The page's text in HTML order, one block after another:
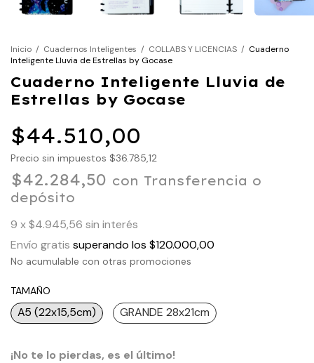
Inicio / Cuadernos Inteligentes / COLLABS Y LICENCIAS / Cuaderno
Inteligente Lluvia de Estrellas by Gocase
Cuaderno Inteligente Lluvia de
Estrellas by Gocase
$44.510,00
Precio sin impuestos $36.785,12
$42.284,50 con Transferencia o
depósito
9 x$4.945,56 sin interés
Envío gratis superando los $120.000,00
No acumulable con otras promociones
TAMAÑO
A5 (22x15,5cm) GRANDE 28x21cm
¡No te lo pierdas, es el último!